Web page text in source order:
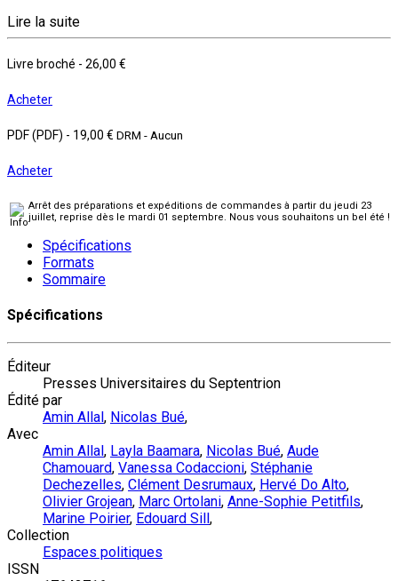
Lire la suite
Livre broché - 26,00 €
Acheter
PDF (PDF) - 19,00 € DRM - Aucun
Acheter
Arrêt des préparations et expéditions de commandes à partir du jeudi 23
juillet, reprise dès le mardi 01 septembre. Nous vous souhaitons un bel été !
Spécifications
Formats
Sommaire
Spécifications
Éditeur
Presses Universitaires du Septentrion
Édité par
Amin Allal , Nicolas Bué,
Avec
Amin Allal , Layla Baamara, Nicolas Bué, Aude
Chamouard, Vanessa Codaccioni, Stéphanie
Dechezelles, Clément Desrumaux, Hervé Do Alto,
Olivier Grojean, Marc Ortolani, Anne-Sophie Petitfils,
Marine Poirier, Edouard Sill ,
Collection
Espaces politiques
ISSN